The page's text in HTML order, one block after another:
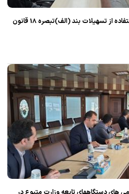
جلسه كمیته استانی موضوع استفاده از تسهیلات بند (الف)تبصره 18 قانون